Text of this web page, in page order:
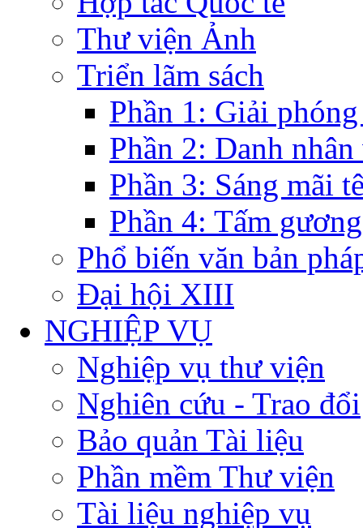
Thư viện Ảnh
Triển lãm sách
Phần 1: Giải
Phần 2: Danh nhân
Phần 3: Sáng mãi
Phần 4: Tấm
Phổ biến văn bản
Đại hội XIII
NGHIỆP VỤ
Nghiệp vụ thư viện
Nghiên cứu - Trao đổi
Bảo quản Tài liệu
Phần mềm Thư viện
Tài liệu nghiệp vụ